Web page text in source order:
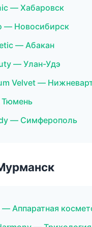
— Хабаровск
— Новосибирск
— Абакан
— Улан-Удэ
Velvet —
— Симферополь
— Аппаратная